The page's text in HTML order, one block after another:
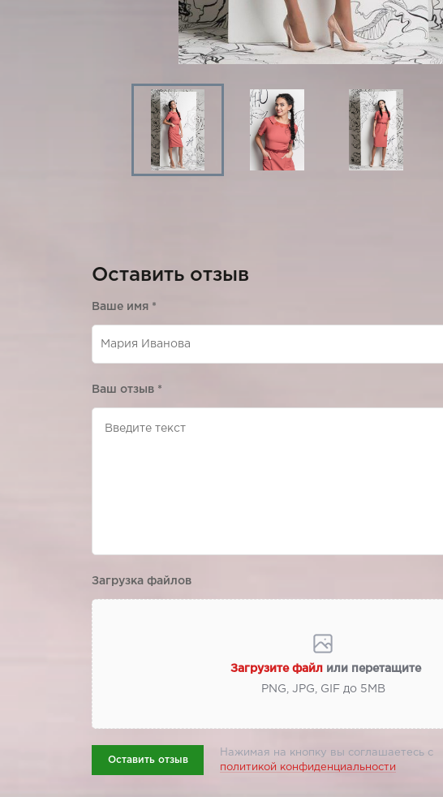
Оставить отзыв
Ваше имя *
Ваш отзыв *
Загрузка файлов
Загрузите файл или перетащите
PNG, JPG, GIF до 5МВ
Оставить отзыв
Нажимая на кнопку вы соглашаетесь с
политикой конфиденциальности